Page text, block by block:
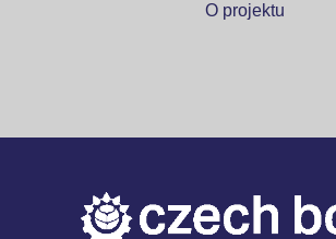
O projektu